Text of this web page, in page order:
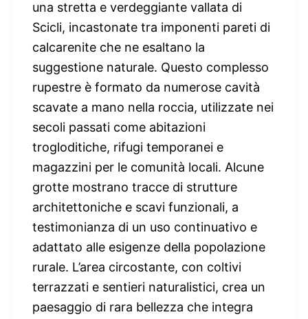
una stretta e verdeggiante vallata di
Scicli, incastonate tra imponenti pareti di
calcarenite che ne esaltano la
suggestione naturale. Questo complesso
rupestre è formato da numerose cavità
scavate a mano nella roccia, utilizzate nei
secoli passati come abitazioni
trogloditiche, rifugi temporanei e
magazzini per le comunità locali. Alcune
grotte mostrano tracce di strutture
architettoniche e scavi funzionali, a
testimonianza di un uso continuativo e
adattato alle esigenze della popolazione
rurale. L’area circostante, con coltivi
terrazzati e sentieri naturalistici, crea un
paesaggio di rara bellezza che integra